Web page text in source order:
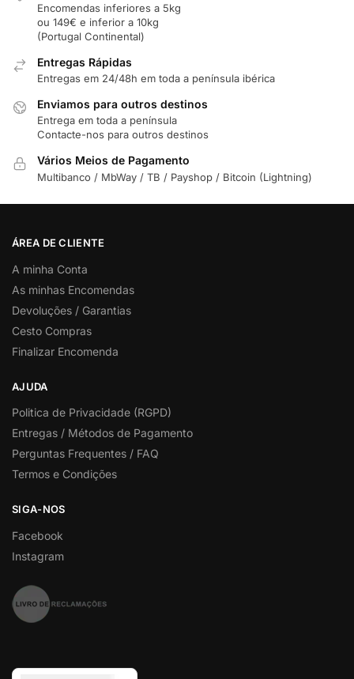
Encomendas inferiores a 5kg
ou 149€ e inferior a 10kg
(Portugal Continental)
Entregas Rápidas
Entregas em 24/48h em toda a península ibérica
Enviamos para outros destinos
Entrega em toda a península
Contacte-nos para outros destinos
Vários Meios de Pagamento
Multibanco / MbWay / TB / Payshop / Bitcoin (Lightning)
ÁREA DE CLIENTE
A minha Conta
As minhas Encomendas
Devoluções / Garantias
Cesto Compras
Finalizar Encomenda
AJUDA
Politica de Privacidade (RGPD)
Entregas / Métodos de Pagamento
Perguntas Frequentes / FAQ
Termos e Condições
SIGA-NOS
Facebook
Instagram